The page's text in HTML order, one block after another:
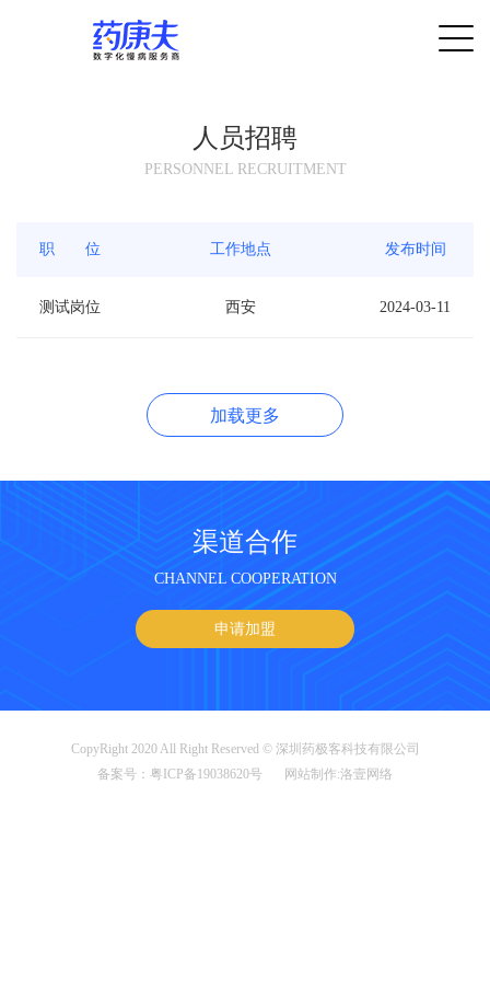
人员招聘
PERSONNEL RECRUITMENT
职 位 工作地点 发布时间
测试岗位 西安 2024-03-11
加载更多
渠道合作
CHANNEL COOPERATION
申请加盟
CopyRight 2020 All Right Reserved © 深圳药极客科技有限公司
备案号：粤ICP备19038620号
网站制作:洛壹网络